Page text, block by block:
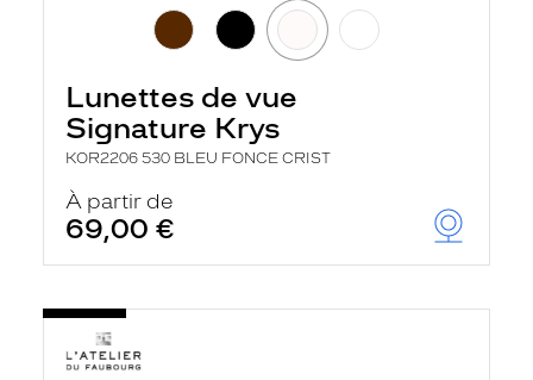
Lunettes de vue
Signature Krys
KOR2206 530 BLEU FONCE CRIST
À partir de
69,00 €